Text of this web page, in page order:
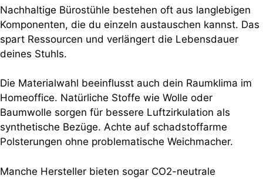
Nachhaltige Bürostühle bestehen oft aus langlebigen
Komponenten, die du einzeln austauschen kannst. Das
spart Ressourcen und verlängert die Lebensdauer
deines Stuhls.
Die Materialwahl beeinflusst auch dein Raumklima im
Homeoffice. Natürliche Stoffe wie Wolle oder
Baumwolle sorgen für bessere Luftzirkulation als
synthetische Bezüge. Achte auf schadstoffarme
Polsterungen ohne problematische Weichmacher.
Manche Hersteller bieten sogar CO2-neutrale